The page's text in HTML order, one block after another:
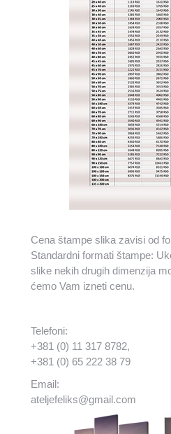
Cena štampe slika zavisi od
Standardni formati štampe:
slike nekih drugih dimenzija
ćemo Vam izneti cenu.
Telefoni:
+381 (0) 11 317 8782,
+381 (0) 65 222 38 79
Email:
ateljefeliks@gmail.com